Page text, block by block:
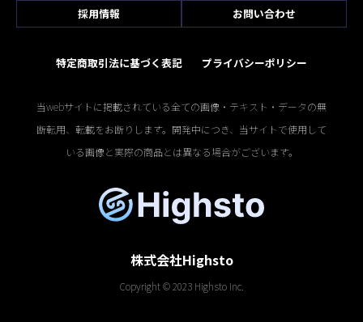
採用情報
お問い合わせ
特定商取引法に基づく表記 プライバシーポリシー
当webサイトに掲載されている全ての画像・テキスト・データの無
断転用、転載をお断りします。開発中につき、当サイトで使用して
いる画像と実際の商品とは異なる場合がございます。
株式会社Highsto
Copyright © 2023 Highsto Inc.